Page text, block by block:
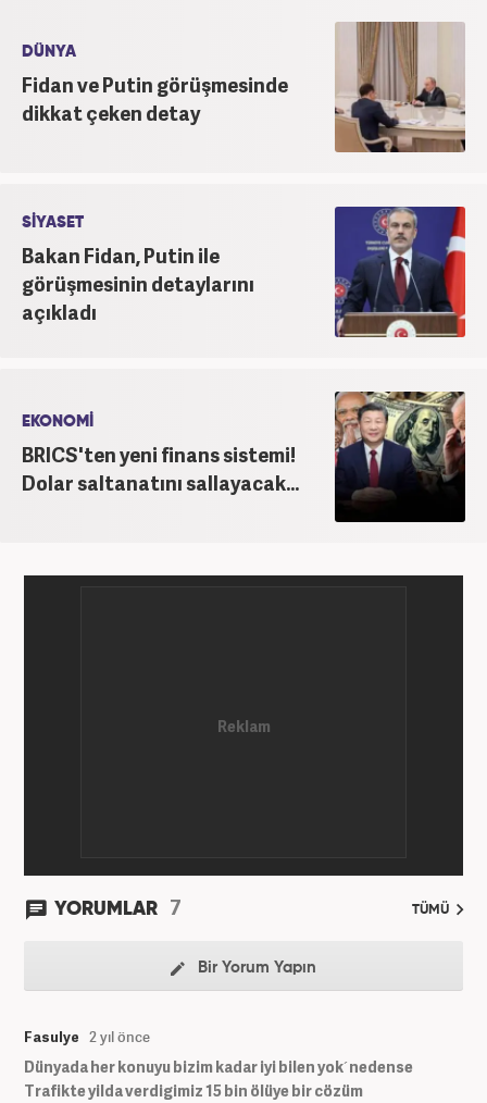
DÜNYA
Fidan ve Putin görüşmesinde
dikkat çeken detay
SİYASET
Bakan Fidan, Putin ile
görüşmesinin detaylarını
açıkladı
EKONOMİ
BRICS'ten yeni finans sistemi!
Dolar saltanatını sallayacak...
YORUMLAR 7 TÜMÜ
Bir Yorum Yapın
Fasulye 2 yıl önce
Dünyada her konuyu bizim kadar iyi bilen yok´nedense
Trafikte yilda verdigimiz 15 bin ölüye bir cözüm